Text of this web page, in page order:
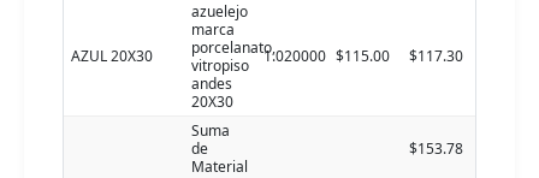
AZUL 20X30
azuelejo
marca
porcelanato,
vitropiso
andes
20X30
1.020000 $115.00 $117.30
Suma
de
Material
$153.78